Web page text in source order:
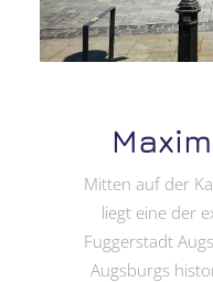
Mitten auf der
liegt eine der
Fuggerstadt
Augsburgs